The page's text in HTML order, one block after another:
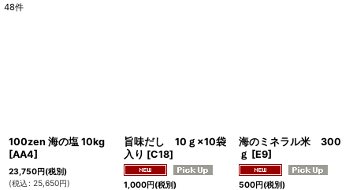
48件
100zen 海の塩 10kg
[AA4]
23,750円(税別)
(税込: 25,650円)
旨味だし 10ｇ×10袋
入り [C18]
1,000円(税別)
海のミネラル米 300
ｇ [E9]
500円(税別)